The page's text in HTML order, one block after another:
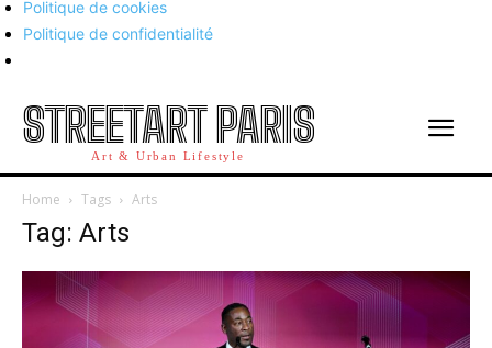
Politique de cookies
Politique de confidentialité
STREETART PARIS
Art & Urban Lifestyle
Home Tags Arts
Tag: Arts